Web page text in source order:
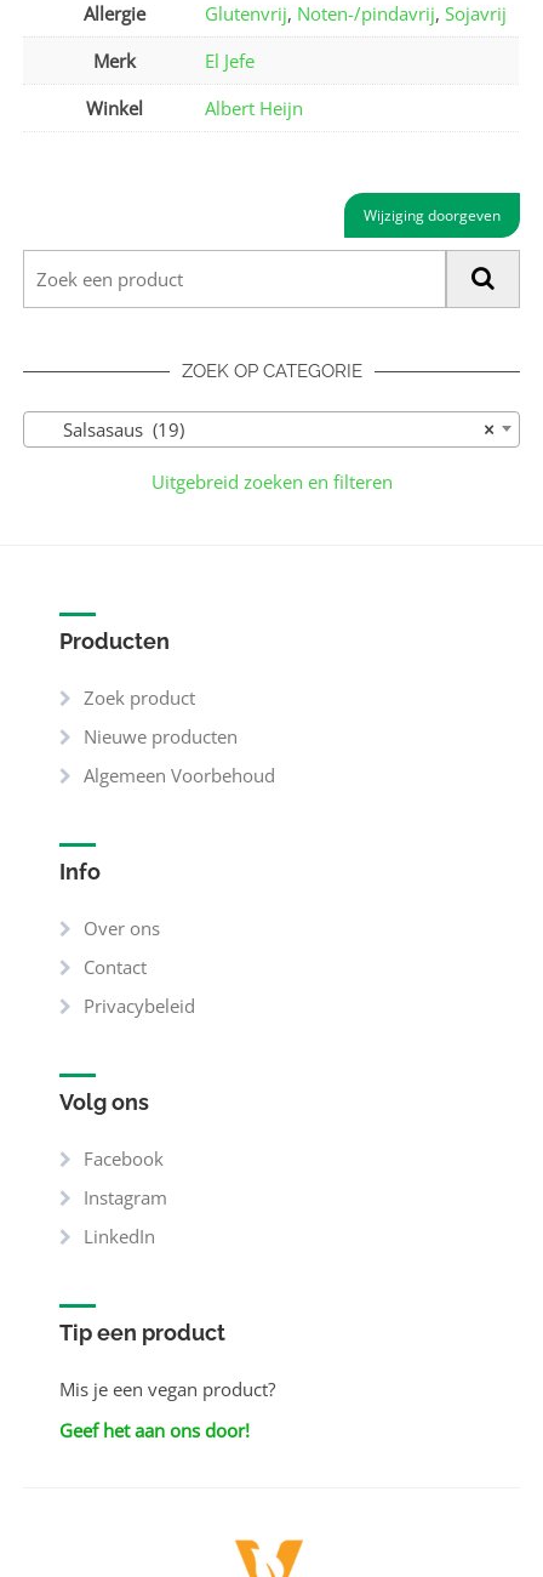
Allergie Glutenvrij, Noten-/pindavrij,Sojavrij
Merk
El Jefe
Winkel
Albert Heijn
Wijziging doorgeven
ZOEK OP CATEGORIE
×
Salsasaus (19)
Uitgebreid zoeken en filteren
Producten
Zoek product
Nieuwe producten
Algemeen Voorbehoud
Info
Over ons
Contact
Privacybeleid
Volg ons
Facebook
Instagram
LinkedIn
Tip een product
Mis je een vegan product?
Geef het aan ons door!